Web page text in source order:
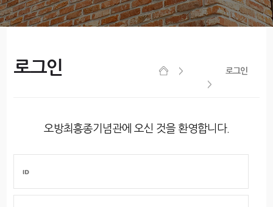
로그인 로그인
오방최흥종기념관에 오신 것을 환영합니다.